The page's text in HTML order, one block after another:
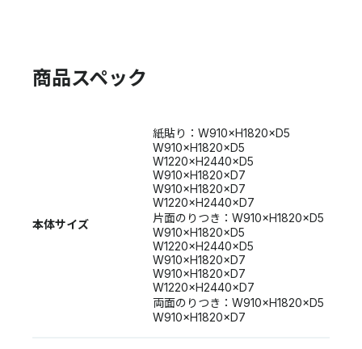
商品スペック
本体サイズ
紙貼り：W910×H1820×D5
W910×H1820×D5
W1220×H2440×D5
W910×H1820×D7
W910×H1820×D7
W1220×H2440×D7
片面のりつき：W910×H1820×D5
W910×H1820×D5
W1220×H2440×D5
W910×H1820×D7
W910×H1820×D7
W1220×H2440×D7
両面のりつき：W910×H1820×D5
W910×H1820×D7